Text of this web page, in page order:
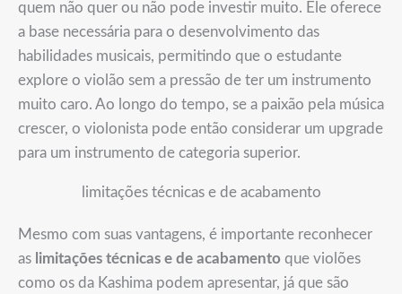
quem não quer ou não pode investir muito. Ele oferece
a base necessária para o desenvolvimento das
habilidades musicais, permitindo que o estudante
explore o violão sem a pressão de ter um instrumento
muito caro. Ao longo do tempo, se a paixão pela música
crescer, o violonista pode então considerar um upgrade
para um instrumento de categoria superior.
limitações técnicas e de acabamento
Mesmo com suas vantagens, é importante reconhecer
as limitações técnicas e de acabamento que violões
como os da Kashima podem apresentar, já que são